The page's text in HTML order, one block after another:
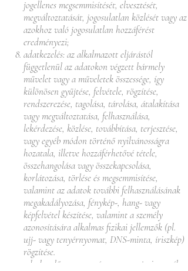
jogellenes megsemmisítését, elvesztését,
megváltoztatását, jogosulatlan közlését vagy az
azokhoz való jogosulatlan hozzáférést
eredményezi;
adatkezelés: az alkalmazott eljárástól
függetlenül az adatokon végzett bármely
művelet vagy a műveletek összessége, így
különösen gyűjtése, felvétele, rögzítése,
rendszerezése, tagolása, tárolása, átalakítása
vagy megváltoztatása, felhasználása,
lekérdezése, közlése, továbbítása, terjesztése,
vagy egyéb módon történő nyilvánosságra
hozatala, illetve hozzáférhetővé tétele,
összehangolása vagy összekapcsolása,
korlátozása, törlése és megsemmisítése,
valamint az adatok további felhasználásának
megakadályozása, fénykép-, hang- vagy
képfelvétel készítése, valamint a személy
azonosítására alkalmas fizikai jellemzők (pl.
ujj- vagy tenyérnyomat, DNS-minta, íriszkép)
rögzítése.
adatkezelő: az a természetes vagy jogi személy,